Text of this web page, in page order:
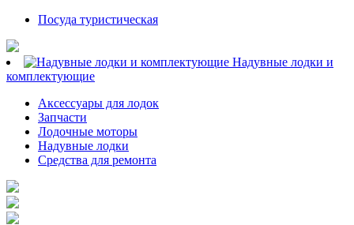
Посуда туристическая
Надувные лодки и
комплектующие
Аксессуары для лодок
Запчасти
Лодочные моторы
Надувные лодки
Средства для ремонта